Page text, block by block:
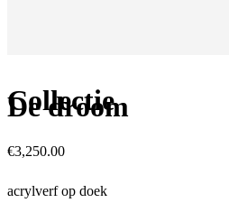
Collectie
De droom
€3,250.00
acrylverf op doek